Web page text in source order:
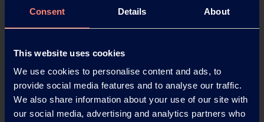
Consent Details About
This website uses cookies
We use cookies to personalise content and ads, to
provide social media features and to analyse our traffic.
We also share information about your use of our site with
our social media, advertising and analytics partners who